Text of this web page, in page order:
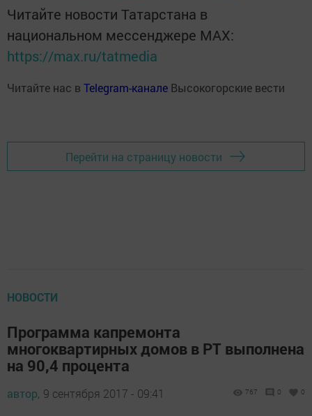
Читайте новости Татарстана в
национальном мессенджере MАХ:
https://max.ru/tatmedia
Читайте нас в Telegram-канале Высокогорские вести
Перейти на страницу новости
НОВОСТИ
Программа капремонта
многоквартирных домов в РТ выполнена
на 90,4 процента
автор, 9 сентября 2017 - 09:41 767 0 0